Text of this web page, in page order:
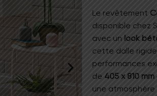
Le revêtement
disponible chez
avec un look
cette dalle
performances
de 405 x 810 mm
une